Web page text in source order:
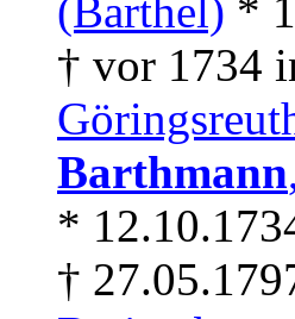
(Barthel) *
† vor 1734
Barthmann
*
†